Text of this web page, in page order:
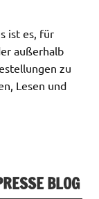
ist es, für
außerhalb
zu
Lesen und
BLOG